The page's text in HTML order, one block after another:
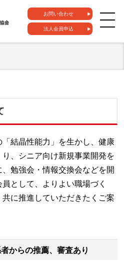
お問い合わせ
法人会員申込
結晶性能力」を生かし、健康
、シニア向け新規事業開発を
勉強会・情報交換会などを開
として、よりよい職場づく
に推進していただきたくご案
からの推薦、審査あり